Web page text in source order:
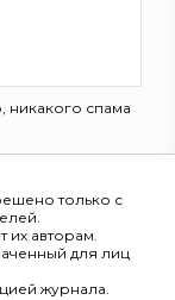
никакого спама
только с
их авторам.
для лиц
журнала.